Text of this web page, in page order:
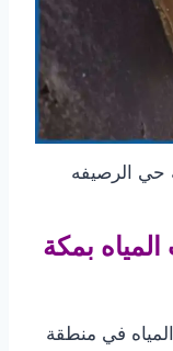
حي الرصيفه
بمكة
في منطقة